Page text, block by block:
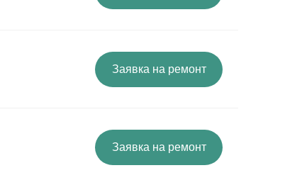
Заявка на ремонт
Заявка на ремонт